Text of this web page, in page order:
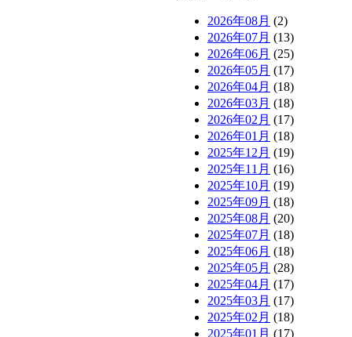
2026年08月 (2)
2026年07月 (13)
2026年06月 (25)
2026年05月 (17)
2026年04月 (18)
2026年03月 (18)
2026年02月 (17)
2026年01月 (18)
2025年12月 (19)
2025年11月 (16)
2025年10月 (19)
2025年09月 (18)
2025年08月 (20)
2025年07月 (18)
2025年06月 (18)
2025年05月 (28)
2025年04月 (17)
2025年03月 (17)
2025年02月 (18)
2025年01月 (17)